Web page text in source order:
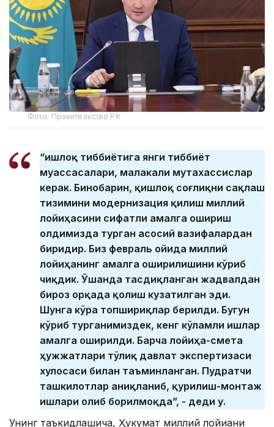
Фото: Правительство РК
“Қишлоқ тиббиётига янги тиббиёт
муассасалари, малакали мутахассислар
керак. Бинобарин, қишлоқ соғлиқни сақлаш
тизимини модернизация қилиш миллий
лойиҳасини сифатли амалга ошириш
олдимизда турган асосий вазифалардан
биридир. Биз февраль ойида миллий
лойиҳанинг амалга оширилишини кўриб
чиқдик. Ўшанда тасдиқланган жадвалдан
бироз орқада қолиш кузатилган эди.
Шунга кўра топшириқлар берилди. Бугун
кўриб турганимиздек, кенг кўламли ишлар
амалга оширилди. Барча лойиҳа-смета
ҳужжатлари тўлиқ давлат экспертизаси
хулосаси билан таъминланган. Пудратчи
ташкилотлар аниқланиб, қурилиш-монтаж
ишлари олиб борилмоқда”, - деди у.
Унинг таъкидлашича, Ҳукумат миллий лойиҳани